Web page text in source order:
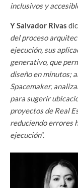
inclusivos y
Y Salvador Rivas
del proceso
ejecución, sus
generativo, que
diseño en minutos;
Spacemaker,
para sugerir
proyectos de Real
reduciendo errores
ejecución”.